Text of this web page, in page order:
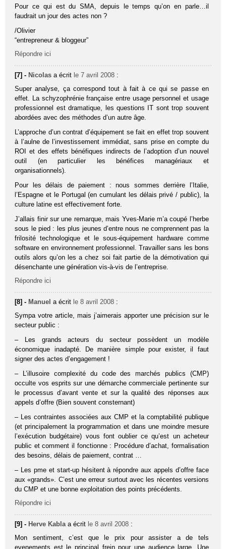
Pour ce qui est du SMA, depuis le temps qu’on en parle…il
faudrait un jour des actes non ?
/Olivier
“entrepreneur & bloggeur”
Répondre ici
[7] - Nicolas a écrit le 7 avril 2008 :
Super analyse, ça correspond tout à fait à ce qui se passe en
effet. La schyzophrénie française entre usage personnel et usage
professionnel est dramatique, les questions IT sont trop souvent
abordées avec des méthodes d’un autre âge.
L’approche d’un contrat d’équipement se fait en effet trop souvent
à l’aulne de l’investissement immédiat, sans prise en compte du
ROI et des effets bénéfiques indirects de l’adoption d’un nouvel
outil (en particulier les bénéfices managériaux et
organisationnels).
Pour les délais de paiement : nous sommes derrière l’Italie,
l’Espagne et le Portugal (en cumulant les délais privé / public), la
culture latine est effectivement forte.
J’allais finir sur une remarque, mais Yves-Marie m’a coupé l’herbe
sous le pied : les plus jeunes d’entre nous ne comprennent pas la
frilosité technologique et le sous-équipement hardware comme
software en environnement professionnel. Travailler sans les bons
outils alors qu’on les a chez soi fait partie de la démotivation qui
désenchante une génération vis-à-vis de l’entreprise.
Répondre ici
[8] - Manuel a écrit le 8 avril 2008 :
Sympa votre article, mais j’aimerais apporter une précision sur le
secteur public :
– Les grands acteurs du secteur possèdent un modèle
économique inadapté. De manière simple pour exister, il faut
signer des actes d’engagement !
– L’illusoire complexité du code des marchés publics (CMP)
occulte vos esprits sur une démarche commerciale pertinente sur
le processus d’avant vente et sur la qualité des réponses aux
appels d’offre (Bien souvent consternant)
– Les contraintes associées aux CMP et la comptabilité publique
(et principalement la programmation et dans une moindre mesure
l’exécution budgétaire) vous font oublier ce qu’est un acheteur
public et comment il fonctionne : Procédure d’achat, formalisation
des besoins, délais de paiement, contrat …
– Les pme et start-up hésitent à répondre aux appels d’offre face
aux «grands». C’est une erreur surtout avec les récentes versions
du CMP et une bonne exploitation des points précédents.
Répondre ici
[9] - Herve Kabla a écrit le 8 avril 2008 :
Mon sentiment, c’est que le prix pour assister a de tels
evenements est le principal frein pour une audience large. Une